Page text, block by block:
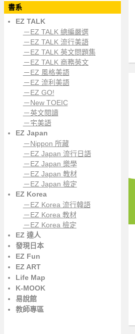
書系
EZ TALK
－EZ TALK 總編嚴選
－EZ TALK 流行美語
－EZ TALK 英文問題集
－EZ TALK 商務英文
－EZ 風格美語
－EZ 流利美語
－EZ GO!
－New TOEIC
－英文閱讀
－宅美語
EZ Japan
－Nippon 所藏
－EZ Japan 流行日語
－EZ Japan 樂學
－EZ Japan 教材
－EZ Japan 檢定
EZ Korea
－EZ Korea 流行韓語
－EZ Korea 教材
－EZ Korea 檢定
EZ 達人
發現日本
EZ Fun
EZ ART
Life Map
K-MOOK
易說館
教師專區